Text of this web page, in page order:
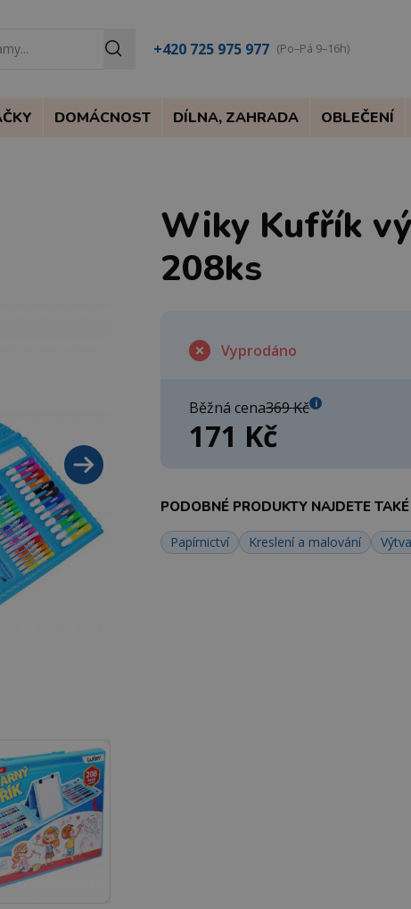
+420 725 975 977 (Po–Pá 9–16h)
DOMÁCNOST DÍLNA, ZAHRADA OBLEČENÍ
Wiky Kufřík
208ks
Vyprodáno
171 Kč
Běžná cena369 Kč i
PODOBNÉ PRODUKTY NAJDETE
Papírnictví Kreslení a malování